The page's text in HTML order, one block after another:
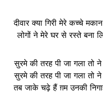
दीवार क्या गिरी मेरे कच्चे
लोगों ने मेरे घर से रस्ते बना
सुरमे की तरह पी जा गला तो
सुरमे की तरह पी जा गला तो
तब जाके चढ़े हैं ग़म उनकी